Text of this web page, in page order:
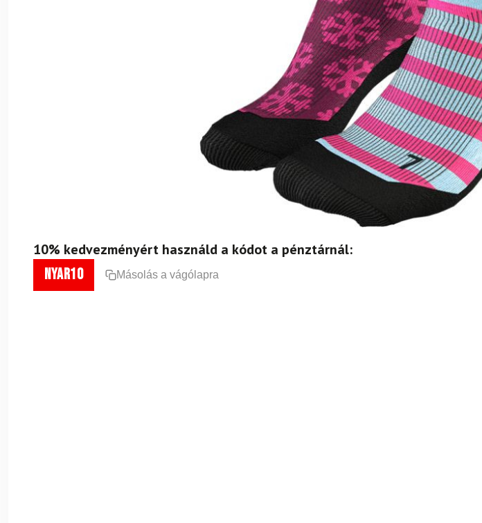
10% kedvezményért használd a kódot a pénztárnál:
nyar10 Másolás a vágólapra